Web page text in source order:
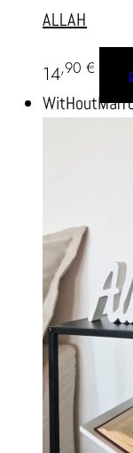
ALLAH
14,90 €
WitHout